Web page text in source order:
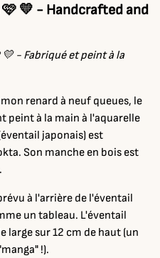
🩷 💛 - Handcrafted and
- Fabriqué et peint à la
renard à neuf queues, le
peint à la main à l'aquarelle
japonais) est
Son manche en bois est
à l'arrière de l'éventail
un tableau. L'éventail
large sur 12 cm de haut (un
!).